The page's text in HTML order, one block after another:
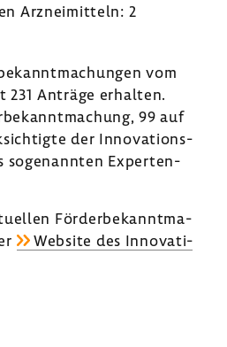
Arznei­mit­teln: 2
vom
231 Anträge erhalten.
99 auf
der Inno­va­ti­ons­
soge­nannten Exper­ten­
Förder­be­kannt­ma­
Website des Inno­va­ti­